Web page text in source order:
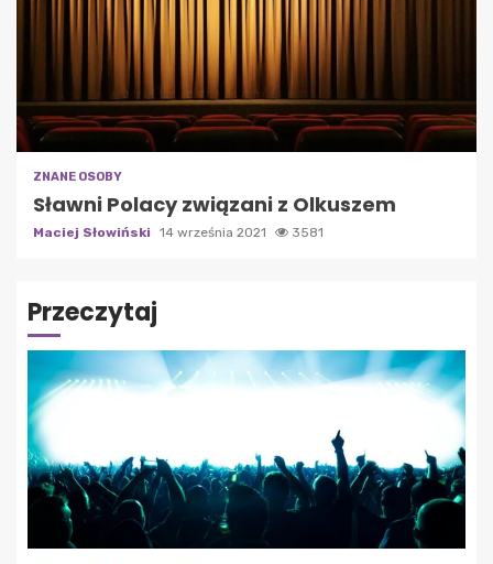
ZNANE OSOBY
Sławni Polacy związani z Olkuszem
Maciej Słowiński 14 września 2021 3581
Przeczytaj